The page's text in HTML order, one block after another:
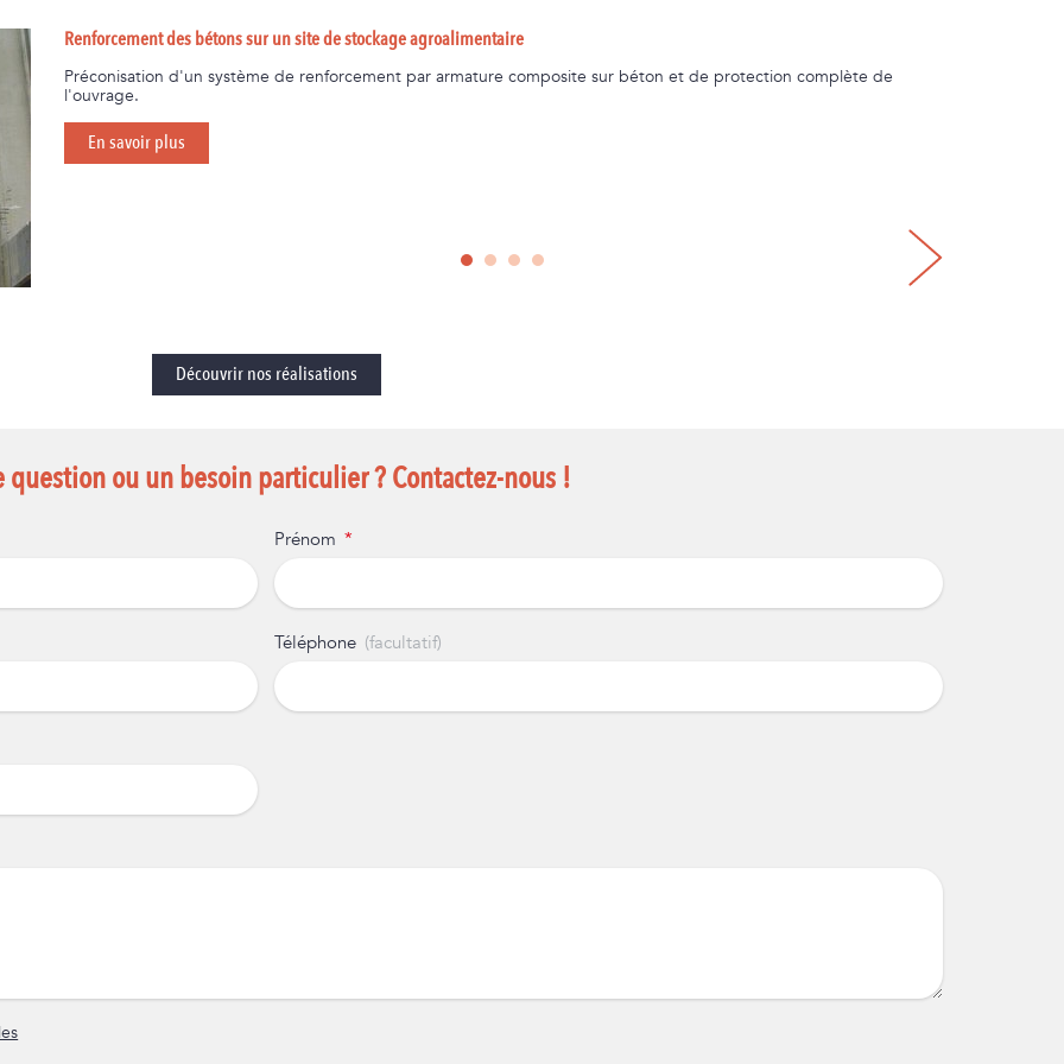
Renforcement des bétons sur un site de stockage agroalimentaire
Préconisation d'un système de renforcement par armature composite sur béton et de protection complète de
l'ouvrage.
En savoir plus
Découvrir nos réalisations
question ou un besoin particulier ? Contactez-nous !
Prénom
Téléphone